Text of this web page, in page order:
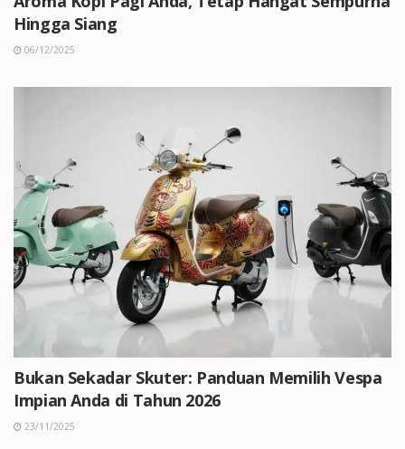
Hingga Siang
06/12/2025
Bukan Sekadar Skuter: Panduan Memilih Vespa
Impian Anda di Tahun 2026
23/11/2025